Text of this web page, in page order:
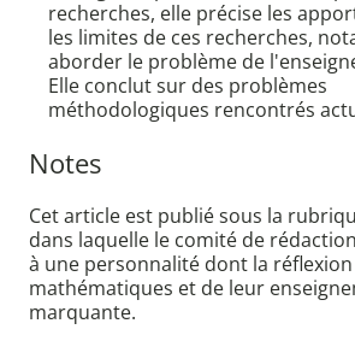
recherches, elle précise les
les limites de ces recherches,
aborder le problème de
Elle conclut sur des problèmes
méthodologiques rencontrés
Notes
Cet article est publié sous la
dans laquelle le comité de
à une personnalité dont la
mathématiques et de leur
marquante.